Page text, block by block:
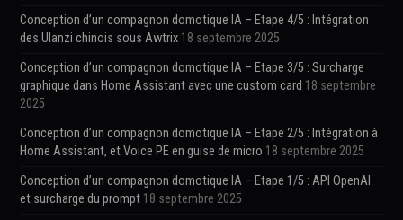
Conception d’un compagnon domotique IA – Etape 4/5 : Intégration
des Ulanzi chinois sous Awtrix 18 septembre 2025
Conception d’un compagnon domotique IA – Etape 3/5 : Surcharge
graphique dans Home Assistant avec une custom card 18 septembre
2025
Conception d’un compagnon domotique IA – Etape 2/5 : Intégration à
Home Assistant, et Voice PE en guise de micro 18 septembre 2025
Conception d’un compagnon domotique IA – Etape 1/5 : API OpenAI
et surcharge du prompt 18 septembre 2025